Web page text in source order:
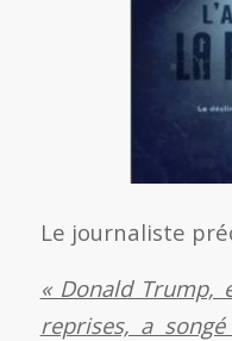
Le journaliste
« Donald Trump,
reprises, a